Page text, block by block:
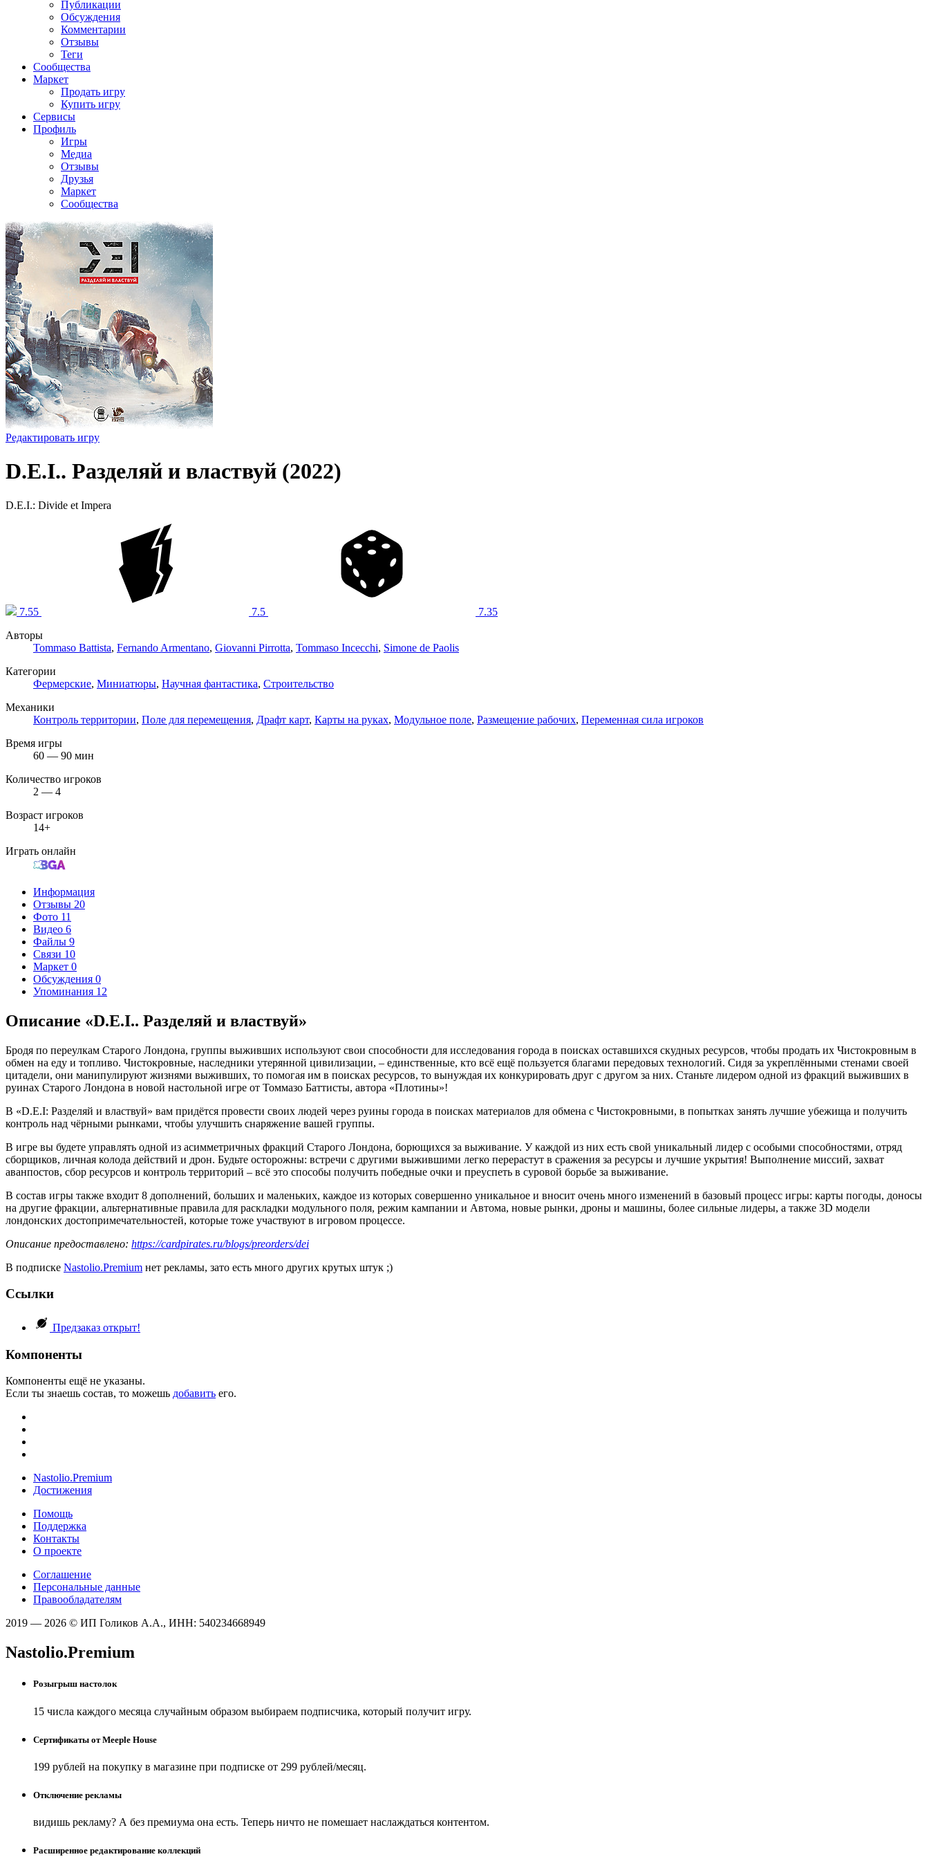
Публикации
Обсуждения
Комментарии
Отзывы
Теги
Сообщества
Маркет
Продать игру
Купить игру
Сервисы
Профиль
Игры
Медиа
Отзывы
Друзья
Маркет
Сообщества
Редактировать игру
D.E.I.. Разделяй и властвуй (2022)
D.E.I.: Divide et Impera
7.55 7.5
7.35
Авторы
Tommaso Battista, Fernando Armentano, Giovanni Pirrotta, Tommaso Incecchi, Simone de Paolis
Категории
Фермерские, Миниатюры, Научная фантастика, Строительство
Механики
Контроль территории, Поле для перемещения, Драфт карт, Карты на руках, Модульное поле, Размещение рабочих, Переменная сила игроков
Время игры
60 — 90 мин
Количество игроков
2 — 4
Возраст игроков
14+
Играть онлайн
Информация
Отзывы 20
Фото 11
Видео 6
Файлы 9
Связи 10
Маркет 0
Обсуждения 0
Упоминания 12
Описание «D.E.I.. Разделяй и властвуй»
Бродя по переулкам Cтарого Лондона, группы выживших используют свои способности для исследования города в поисках оставшихся скудных ресурсов, чтобы продать их Чистокровным в
обмен на еду и топливо. Чистокровные, наследники утерянной цивилизации, – единственные, кто всё ещё пользуется благами передовых технологий. Сидя за укреплёнными стенами своей
цитадели, они манипулируют жизнями выживших, то помогая им в поисках ресурсов, то вынуждая их конкурировать друг с другом за них. Станьте лидером одной из фракций выживших в
руинах Старого Лондона в новой настольной игре от Томмазо Баттисты, автора «Плотины»!
В «D.E.I: Разделяй и властвуй» вам придётся провести своих людей через руины города в поисках материалов для обмена с Чистокровными, в попытках занять лучшие убежища и получить
контроль над чёрными рынками, чтобы улучшить снаряжение вашей группы.
В игре вы будете управлять одной из асимметричных фракций Старого Лондона, борющихся за выживание. У каждой из них есть свой уникальный лидер с особыми способностями, отряд
сборщиков, личная колода действий и дрон. Будьте осторожны: встречи с другими выжившими легко перерастут в сражения за ресурсы и лучшие укрытия! Выполнение миссий, захват
аванпостов, сбор ресурсов и контроль территорий – всё это способы получить победные очки и преуспеть в суровой борьбе за выживание.
В состав игры также входит 8 дополнений, больших и маленьких, каждое из которых совершенно уникальное и вносит очень много изменений в базовый процесс игры: карты погоды, доносы
на другие фракции, альтернативные правила для раскладки модульного поля, режим кампании и Автома, новые рынки, дроны и машины, более сильные лидеры, а также 3D модели
лондонских достопримечательностей, которые тоже участвуют в игровом процессе.
Описание предоставлено: https://cardpirates.ru/blogs/preorders/dei
В подписке Nastolio.Premium нет рекламы, зато есть много других крутых штук ;)
Ссылки
Предзаказ открыт!
Компоненты
Компоненты ещё не указаны.
Если ты знаешь состав, то можешь добавить его.
Nastolio.Premium
Достижения
Помощь
Поддержка
Контакты
О проекте
Соглашение
Персональные данные
Правообладателям
2019 — 2026 © ИП Голиков А.А., ИНН: 540234668949
Nastolio.Premium
Розыгрыш настолок
15 числа каждого месяца случайным образом выбираем подписчика, который получит игру.
Сертификаты от Meeple House
199 рублей на покупку в магазине при подписке от 299 рублей/месяц.
Отключение рекламы
видишь рекламу? А без премиума она есть. Теперь ничто не помешает наслаждаться контентом.
Расширенное редактирование коллекций